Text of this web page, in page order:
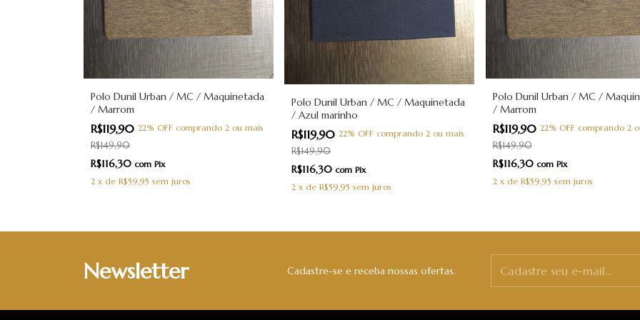
Polo Dunil Urban / MC / Maquinetada
/ Marrom
R$119,90 22% OFF comprando 2 ou mais
R$149,90
R$116,30 com Pix
2 x de R$59,95 sem juros
Polo Dunil Urban / MC / Maquinetada
/ Azul marinho
R$119,9022% OFF comprando 2 ou mais
R$149,90
R$116,30com Pix
2 x deR$59,95 sem juros
Polo Dunil Urban / MC /
/ Marrom
R$119,90 22% OFF comprando 2
R$149,90
R$116,30 com Pix
2 x de R$59,95 sem juros
Newsletter Cadastre-se e receba nossas ofertas.